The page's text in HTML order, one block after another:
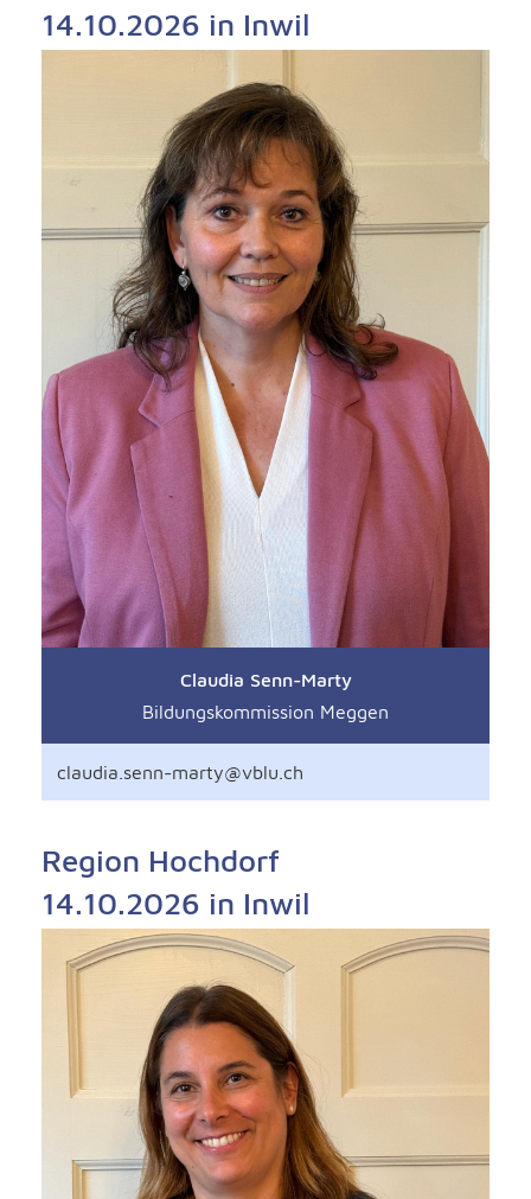
14.10.2026 in Inwil
Claudia Senn-Marty
Bildungskommission Meggen
claudia.senn-marty@vblu.ch
Region Hochdorf
14.10.2026 in Inwil